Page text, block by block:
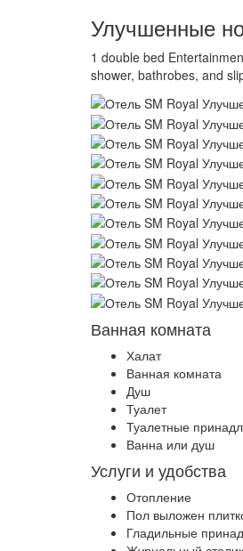
Улучшенные
1 double bed
shower, bathrobes, and
Ванная комната
Халат
Ванная комната
Душ
Туалет
Туалетные
Ванна или душ
Услуги и удобства
Отопление
Пол выложен
Гладильные